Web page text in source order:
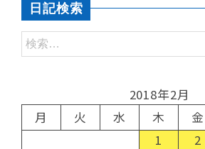
日記検索
2018年2月
月
火 水 木 金
1
2